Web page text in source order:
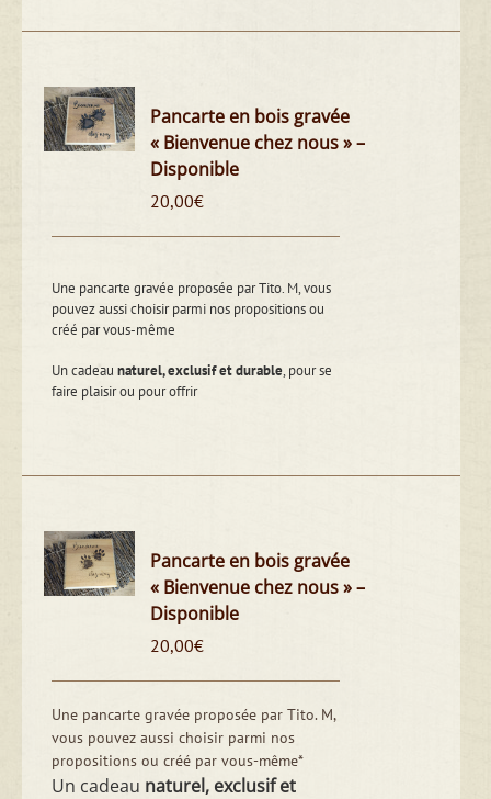
Pancarte en bois gravée
« Bienvenue chez nous » –
Disponible
20,00€
Une pancarte gravée proposée par Tito. M, vous
pouvez aussi choisir parmi nos propositions ou
créé par vous-même
Un cadeaunaturel, exclusif et durable, pour se
faire plaisir ou pour offrir
Pancarte en bois gravée
« Bienvenue chez nous » –
Disponible
20,00€
Une pancarte gravée proposée par Tito. M,
vous pouvez aussi choisir parmi nos
propositions ou créé par vous-même*
Un cadeau naturel, exclusif et